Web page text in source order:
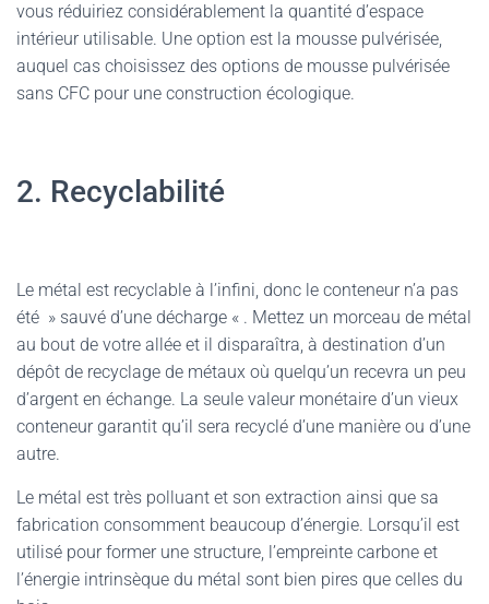
vous réduiriez considérablement la quantité d’espace
intérieur utilisable. Une option est la mousse pulvérisée,
auquel cas choisissez des options de mousse pulvérisée
sans CFC pour une construction écologique.
2. Recyclabilité
Le métal est recyclable à l’infini, donc le conteneur n’a pas
été » sauvé d’une décharge « . Mettez un morceau de métal
au bout de votre allée et il disparaîtra, à destination d’un
dépôt de recyclage de métaux où quelqu’un recevra un peu
d’argent en échange. La seule valeur monétaire d’un vieux
conteneur garantit qu’il sera recyclé d’une manière ou d’une
autre.
Le métal est très polluant et son extraction ainsi que sa
fabrication consomment beaucoup d’énergie. Lorsqu’il est
utilisé pour former une structure, l’empreinte carbone et
l’énergie intrinsèque du métal sont bien pires que celles du